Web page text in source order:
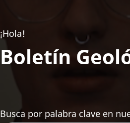
¡Hola!
Boletín
Busca por palabra clave en